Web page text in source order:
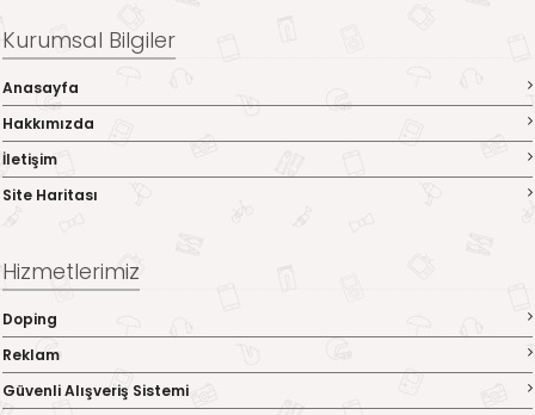
Kurumsal Bilgiler
Anasayfa
Hakkımızda
İletişim
Site Haritası
Hizmetlerimiz
Doping
Reklam
Güvenli Alışveriş Sistemi